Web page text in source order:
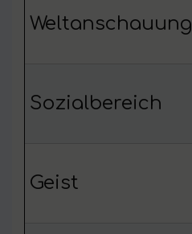
Weltanschauung
Sozialbereich
Geist